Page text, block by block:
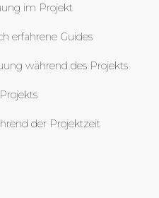
im Projekt
erfahrene Guides
während des Projekts
der Projektzeit